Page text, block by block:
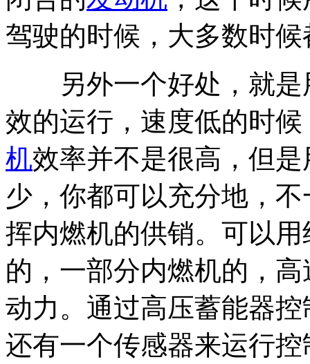
驾驶的时候，大多数时
另外一个好处，就是
效的运行，速度低的时
机效率并不是很高，但
少，你都可以充分地，
挥内燃机的供销。可以
的，一部分内燃机的，
动力。通过高压蓄能器
还有一个传感器来运行